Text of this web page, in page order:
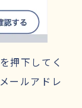
押下してく
ールアドレ